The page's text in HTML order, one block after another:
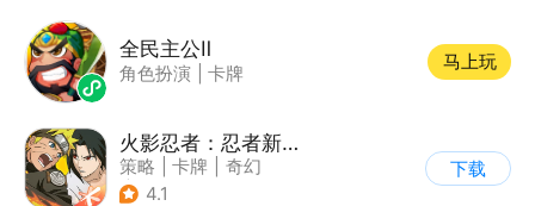
全民主公Ⅱ
角色扮演 卡牌
马上玩
火影忍者：忍者新世代
策略 卡牌
奇幻
| 火影
4.1
下载